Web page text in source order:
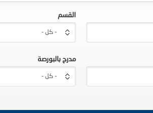
القسم
- كل -
مدرج بالبورصة
- كل -